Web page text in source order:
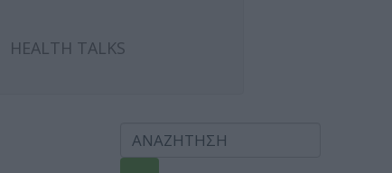
HEALTH TALKS